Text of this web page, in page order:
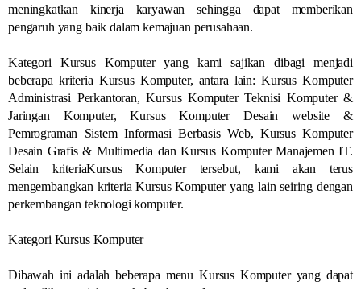
meningkatkan kinerja karyawan sehingga dapat memberikan
pengaruh yang baik dalam kemajuan perusahaan.
Kategori Kursus Komputer yang kami sajikan dibagi menjadi
beberapa kriteria Kursus Komputer, antara lain: Kursus Komputer
Administrasi Perkantoran, Kursus Komputer Teknisi Komputer &
Jaringan Komputer, Kursus Komputer Desain website &
Pemrograman Sistem Informasi Berbasis Web, Kursus Komputer
Desain Grafis & Multimedia dan Kursus Komputer Manajemen IT.
Selain kriteriaKursus Komputer tersebut, kami akan terus
mengembangkan kriteria Kursus Komputer yang lain seiring dengan
perkembangan teknologi komputer.
Kategori Kursus Komputer
Dibawah ini adalah beberapa menu Kursus Komputer yang dapat